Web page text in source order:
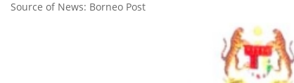
Source of News: Borneo Post